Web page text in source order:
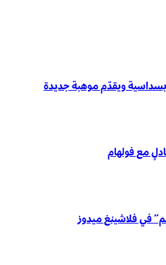
ويقدّم موهبة جديدة
مع فولهام
في فلاشينغ ميدوز